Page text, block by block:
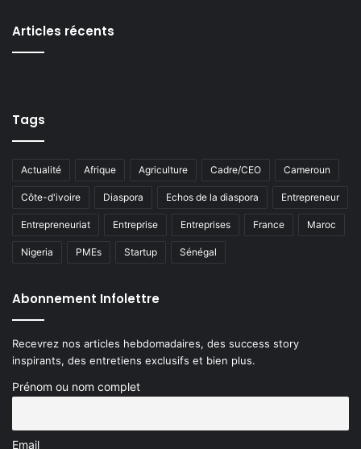
Articles récents
Tags
Actualité Afrique Agriculture Cadre/CEO Cameroun
Côte-d'ivoire Diaspora Echos de la diaspora Entrepreneur
Entrepreneuriat Entreprise Entreprises France Maroc
Nigeria PMEs Startup Sénégal
Abonnement Infolettre
Recevrez nos articles hebdomadaires, des success story
inspirants, des entretiens exclusifs et bien plus.
Prénom ou nom complet
Email